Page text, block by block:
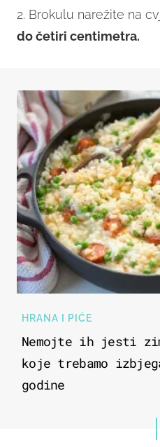
2. Brokulu narežite na
do četiri centimetra.
HRANA I PIĆE
Nemojte ih jesti
koje trebamo
godine